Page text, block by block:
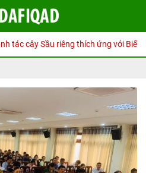
cây Sầu riêng thích ứng với Biến đổi